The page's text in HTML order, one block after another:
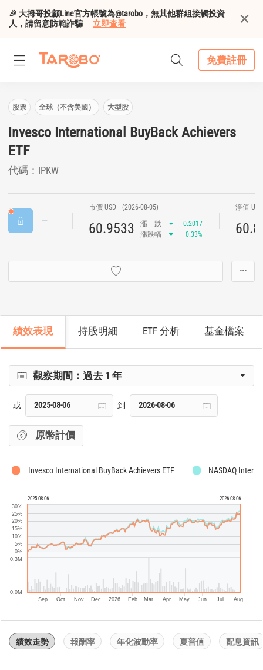
🎉 大拇哥投顧Line官方帳號為@tarobo，無其他群組接觸投資
人，請留意防範詐騙
立即查看
免費註冊
股票 全球（不含美國） 大型股
Invesco International BuyBack Achievers
ETF
代碼：IPKW
市價 USD (2026-08-05)
60.9533 漲 跌
0.2017
漲跌幅
0.33%
淨值
···
績效表現 持股明細 ETF 分析 基金檔案
觀察期間：過去 1 年
或 到
原幣計價
Invesco International BuyBack Achievers ETF NASDAQ
2025-08-06 2026-08-06
Sep Oct Nov Dec 2026 Feb Mar Apr May Jun Jul Aug
0.0M
0.3M
0%
5%
10%
15%
20%
25%
30%
績效走勢 報酬率 年化波動率 夏普值 配息資訊